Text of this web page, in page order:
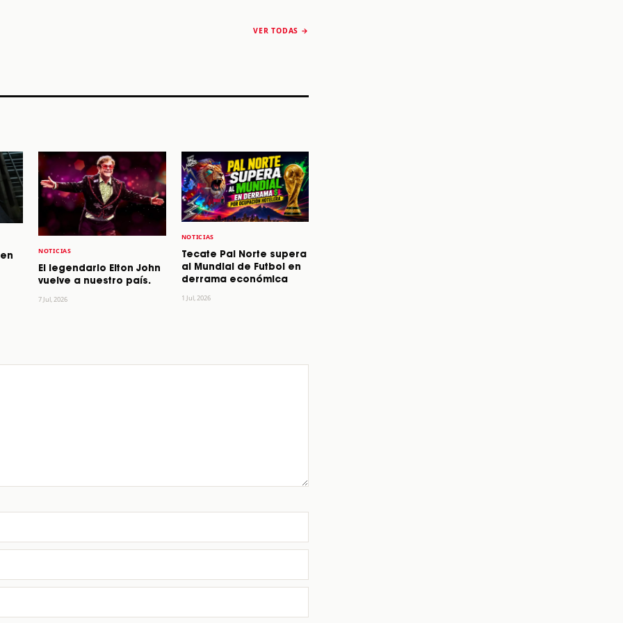
VER TODAS →
NOTICIAS
El legendario Elton John
vuelve a nuestro país.
7 Jul, 2026
NOTICIAS
Tecate Pal Norte supera
al Mundial de Futbol en
derrama económica
1 Jul, 2026